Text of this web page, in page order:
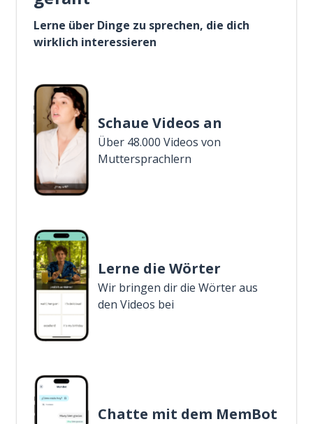
Lerne über Dinge zu sprechen, die dich
wirklich interessieren
Schaue Videos an
Über 48.000 Videos von
Muttersprachlern
Lerne die Wörter
Wir bringen dir die Wörter aus
den Videos bei
Chatte mit dem MemBot